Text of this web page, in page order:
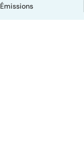
Émissions